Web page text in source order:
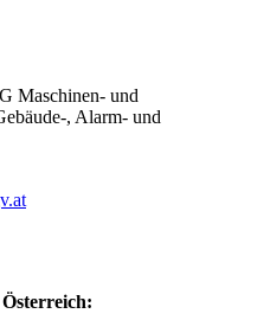
Maschinen- und
, Alarm- und